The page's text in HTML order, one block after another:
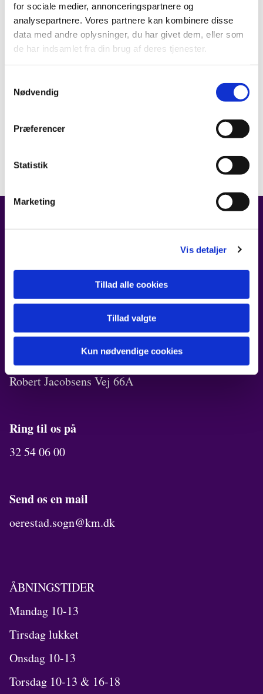
for sociale medier, annonceringspartnere og
analysepartnere. Vores partnere kan kombinere disse
data med andre oplysninger, du har givet dem, eller som
de har indsamlet fra din brug af deres tjenester.
Nødvendig
Præferencer
Statistik
Marketing
Vis detaljer
Tillad alle cookies
Tillad valgte
Kun nødvendige cookies
Robert Jacobsens Vej 72B
Kirkekontor
Robert Jacobsens Vej 70A
Menighedslokaler
Robert Jacobsens Vej 66A
Ring til os på
32 54 06 00
Send os en mail
oerestad.sogn@km.dk
ÅBNINGSTIDER
Mandag 10-13
Tirsdag lukket
Onsdag 10-13
Torsdag 10-13 & 16-18